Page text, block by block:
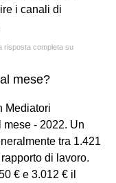
i canali di
risposta completa su
mese?
Mediatori
- 2022. Un
tra 1.421
di lavoro.
€ e 3.012 € il